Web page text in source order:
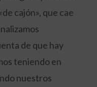
cajón», que cae
de que hay
teniendo en
nuestros